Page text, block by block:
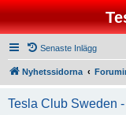
Senaste Inlägg
Nyhetssidorna
Tesla Club Sweden